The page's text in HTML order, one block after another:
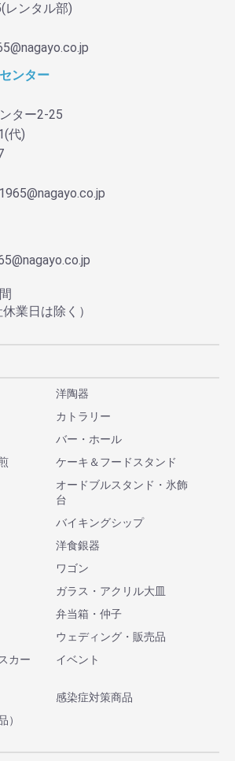
レンタル部)
ンター
ター2-25
代)
業日は除く）
洋陶器
カトラリー
バー・ホール
ケーキ＆フードスタンド
オードブルスタンド・氷飾
台
バイキングシップ
洋食銀器
ワゴン
ガラス・アクリル大皿
弁当箱・仲子
ウェディング・販売品
カー
イベント
感染症対策商品
）